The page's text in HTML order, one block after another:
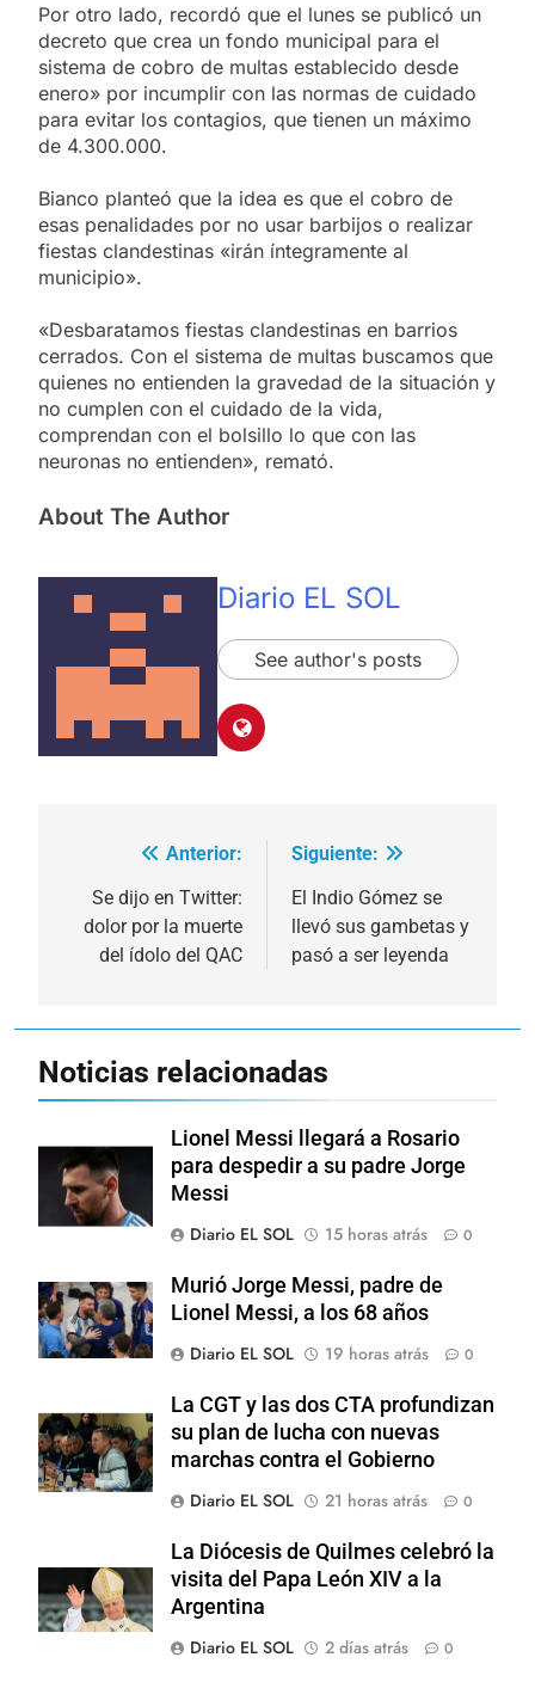
Por otro lado, recordó que el lunes se publicó un
decreto que crea un fondo municipal para el
sistema de cobro de multas establecido desde
enero» por incumplir con las normas de cuidado
para evitar los contagios, que tienen un máximo
de 4.300.000.
Bianco planteó que la idea es que el cobro de
esas penalidades por no usar barbijos o realizar
fiestas clandestinas «irán íntegramente al
municipio».
«Desbaratamos fiestas clandestinas en barrios
cerrados. Con el sistema de multas buscamos que
quienes no entienden la gravedad de la situación y
no cumplen con el cuidado de la vida,
comprendan con el bolsillo lo que con las
neuronas no entienden», remató.
About The Author
Diario EL SOL
See author's posts
Navegación
de
entradas
Anterior:
Se dijo en Twitter:
dolor por la muerte
del ídolo del QAC
Siguiente:
El Indio Gómez se
llevó sus gambetas y
pasó a ser leyenda
Noticias relacionadas
Lionel Messi llegará a Rosario
para despedir a su padre Jorge
Messi
Diario EL SOL
15 horas atrás 0
Murió Jorge Messi, padre de
Lionel Messi, a los 68 años
Diario EL SOL
19 horas atrás 0
La CGT y las dos CTA profundizan
su plan de lucha con nuevas
marchas contra el Gobierno
Diario EL SOL
21 horas atrás 0
La Diócesis de Quilmes celebró la
visita del Papa León XIV a la
Argentina
Diario EL SOL
2 días atrás 0